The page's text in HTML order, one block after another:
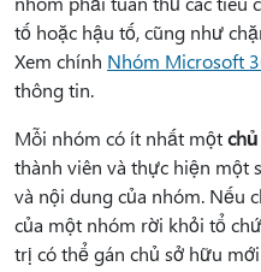
tố hoặc hậu tố, cũng như
Xem chính Nhóm Microsoft
thông tin.
Mỗi nhóm có ít nhất một
thành viên và thực hiện một
và nội dung của nhóm. Nếu
của một nhóm rời khỏi tổ
trị có thể gán chủ sở hữu